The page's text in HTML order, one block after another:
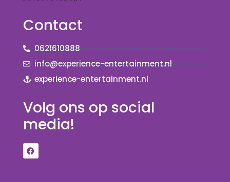
Contact
0621610888
info@experience-entertainment.nl
experience-entertainment.nl
Volg ons op social
media!